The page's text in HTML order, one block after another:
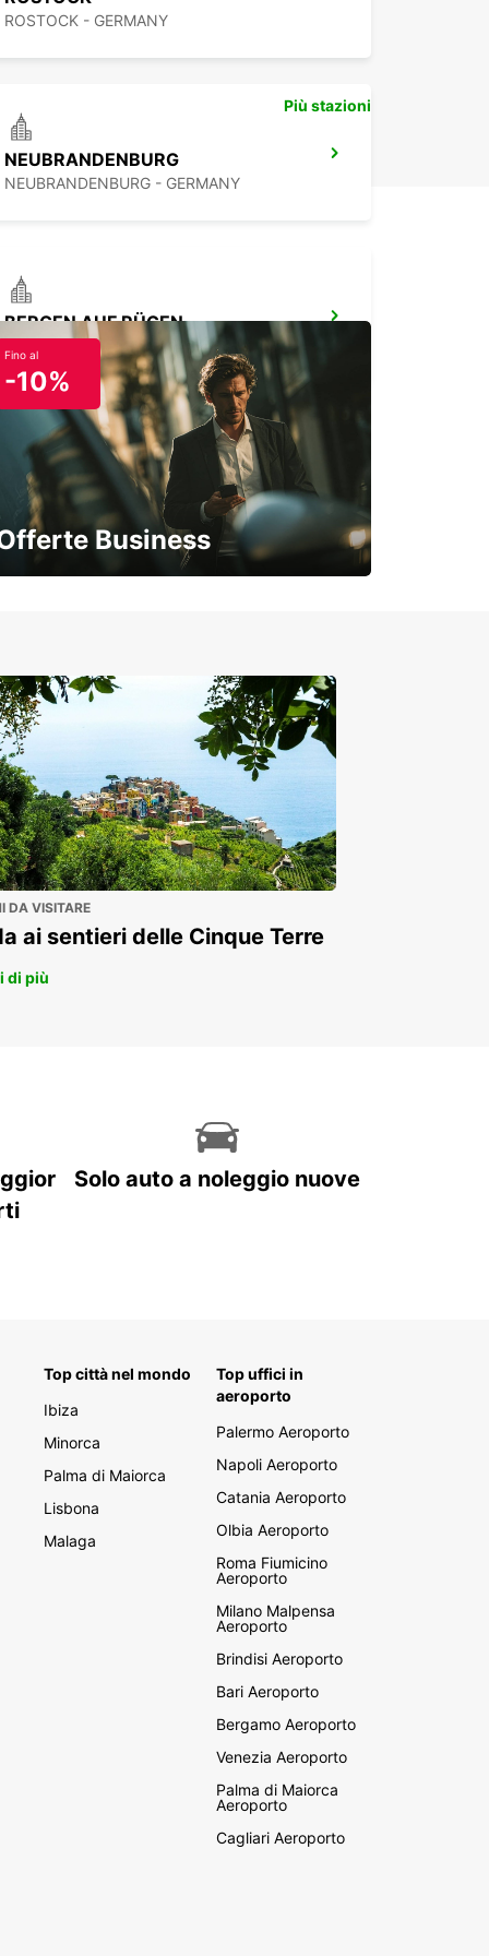
flessibili: breve, medio, lungo termine
one-way per viaggi senza pensieri
così facile e comodo.
ROSTOCK - GERMANY
NEUBRANDENBURG
NEUBRANDENBURG - GERMANY
BERGEN AUF RÜGEN
BERGEN / RUEGEN - GERMANY
Più stazioni
Fino al
-10%
Business
DA VISITARE
ai sentieri delle Cinque Terre
di più
Solo auto a noleggio nuove
Top città nel mondo
Ibiza
Minorca
Palma di Maiorca
Lisbona
Malaga
Top uffici in
aeroporto
Palermo Aeroporto
Napoli Aeroporto
Catania Aeroporto
Olbia Aeroporto
Roma Fiumicino
Aeroporto
Milano Malpensa
Aeroporto
Brindisi Aeroporto
Bari Aeroporto
Bergamo Aeroporto
Venezia Aeroporto
Palma di Maiorca
Aeroporto
Cagliari Aeroporto